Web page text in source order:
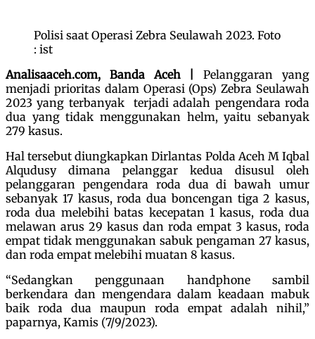
Polisi saat Operasi Zebra Seulawah 2023. Foto
: ist
Analisaaceh.com, Banda Aceh |Pelanggaran yang
menjadi prioritas dalam Operasi (Ops) Zebra Seulawah
2023 yang terbanyak terjadi adalah pengendara roda
dua yang tidak menggunakan helm, yaitu sebanyak
279 kasus.
Hal tersebut diungkapkan Dirlantas Polda Aceh M Iqbal
Alqudusy dimana pelanggar kedua disusul oleh
pelanggaran pengendara roda dua di bawah umur
sebanyak 17 kasus, roda dua boncengan tiga 2 kasus,
roda dua melebihi batas kecepatan 1 kasus, roda dua
melawan arus 29 kasus dan roda empat 3 kasus, roda
empat tidak menggunakan sabuk pengaman 27 kasus,
dan roda empat melebihi muatan 8 kasus.
“Sedangkan penggunaan handphone sambil
berkendara dan mengendara dalam keadaan mabuk
baik roda dua maupun roda empat adalah nihil,”
paparnya, Kamis (7/9/2023).